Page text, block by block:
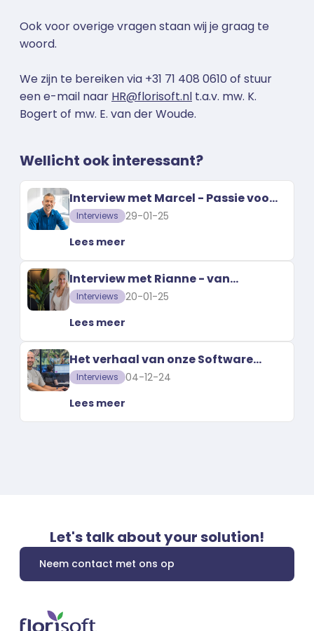
Ook voor overige vragen staan wij je graag te
woord.
We zijn te bereiken via +31 71 408 0610 of stuur
een e-mail naar HR@florisoft.nl t.a.v. mw. K.
Bogert of mw. E. van der Woude.
Wellicht ook interessant?
Interview met Marcel - Passie voor
Florisoft en de branche
Interviews
29-01-25
Lees meer
Interview met Rianne - van
Receptie naar Sales support
Interviews
20-01-25
Lees meer
Het verhaal van onze Software
support specialist - René
Interviews
04-12-24
Lees meer
Let's talk about your solution!
Neem contact met ons op